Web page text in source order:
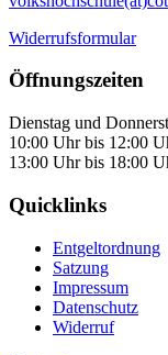
Widerrufsformular
Öffnungszeiten
Dienstag und
10:00 Uhr bis 12:00
13:00 Uhr bis 18:00
Quicklinks
Entgeltordnung
Satzung
Impressum
Datenschutz
Widerruf